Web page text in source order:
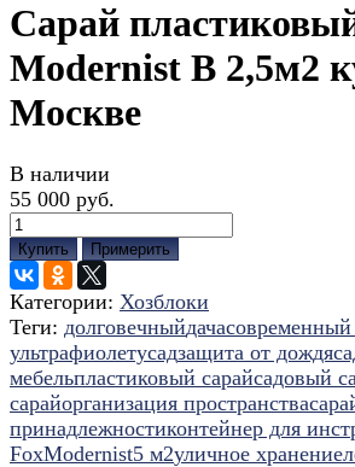
Сарай
Modernist B 2,5м2
Москве
В наличии
55 000 руб.
Купить Примерить
Категории: Хозблоки
Теги: долговечныйдачасовременный
ультрафиолетусадзащита от дождя
мебельпластиковый сарайсадовый
сарайорганизация пространства
принадлежностиконтейнер для
FoxModernist5 м2уличное хранение